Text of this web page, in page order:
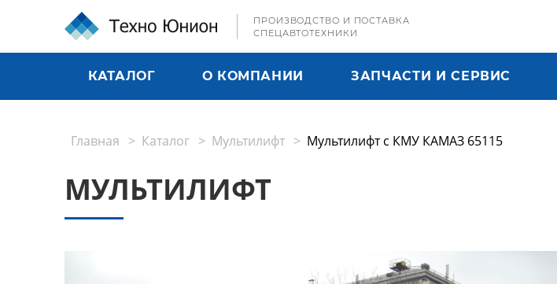
ПРОИЗВОДСТВО И ПОСТАВКА
СПЕЦАВТОТЕХНИКИ
КАТАЛОГ О КОМПАНИИ ЗАПЧАСТИ И СЕРВИС
Главная Каталог Мультилифт Мультилифт с КМУ КАМАЗ 65115
МУЛЬТИЛИФТ